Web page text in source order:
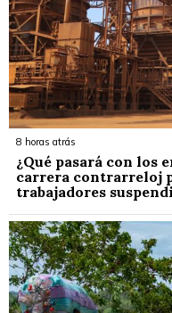
8 horas atrás
¿Qué pasará con los
carrera contrarreloj
trabajadores